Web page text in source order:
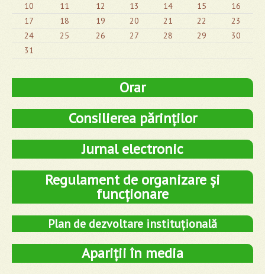
10
11 12 13 14 15
16
17
18 19 20 21 22
23
24
25 26 27 28 29
30
31
Orar
Consilierea părinților
Jurnal electronic
Regulament de organizare și
funcționare
Plan de dezvoltare instituțională
Apariții în media